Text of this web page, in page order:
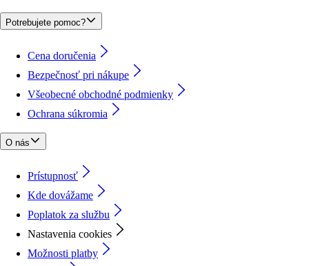
Potrebujete pomoc?
Cena doručenia
Bezpečnosť pri nákupe
Všeobecné obchodné podmienky
Ochrana súkromia
O nás
Prístupnosť
Kde dovážame
Poplatok za službu
Nastavenia cookies
Možnosti platby